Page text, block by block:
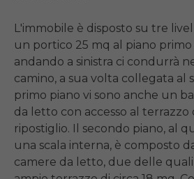
L'immobile è disposto su tre
un portico 25 mq al piano primo
andando a sinistra ci condurrà
camino, a sua volta collegata al
primo piano vi sono anche un
da letto con accesso al terrazzo
ripostiglio. Il secondo piano, al
una scala interna, è composto
camere da letto, due delle